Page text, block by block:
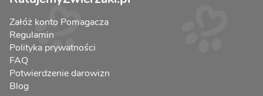
Załóż konto Pomagacza
Regulamin
Polityka prywatności
FAQ
Potwierdzenie darowizn
Blog